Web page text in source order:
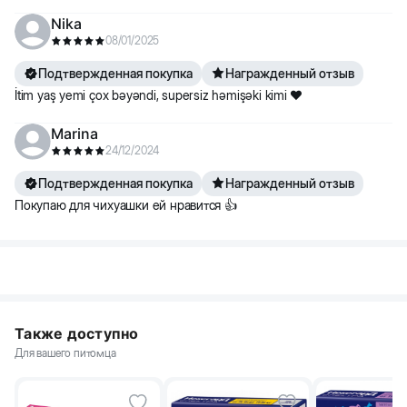
Nika
08/01/2025
Подтвержденная покупка
Награжденный отзыв
İtim yaş yemi çox bəyəndi, supersiz həmişəki kimi ❤️
Marina
24/12/2024
Подтвержденная покупка
Награжденный отзыв
Покупаю для чихуашки ей нравится 👍
Также доступно
Для вашего питомца